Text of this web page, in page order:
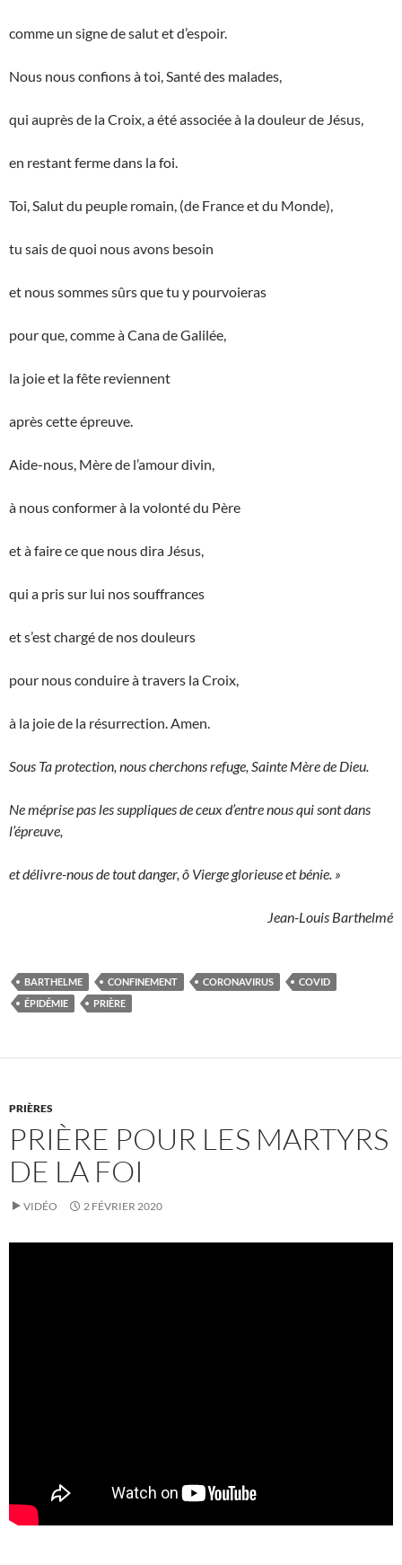
comme un signe de salut et d’espoir.
Nous nous confions à toi, Santé des malades,
qui auprès de la Croix, a été associée à la douleur de Jésus,
en restant ferme dans la foi.
Toi, Salut du peuple romain, (de France et du Monde),
tu sais de quoi nous avons besoin
et nous sommes sûrs que tu y pourvoieras
pour que, comme à Cana de Galilée,
la joie et la fête reviennent
après cette épreuve.
Aide-nous, Mère de l’amour divin,
à nous conformer à la volonté du Père
et à faire ce que nous dira Jésus,
qui a pris sur lui nos souffrances
et s’est chargé de nos douleurs
pour nous conduire à travers la Croix,
à la joie de la résurrection. Amen.
Sous Ta protection, nous cherchons refuge, Sainte Mère de Dieu.
Ne méprise pas les suppliques de ceux d’entre nous qui sont dans
l’épreuve,
et délivre-nous de tout danger, ô Vierge glorieuse et bénie. »
Jean-Louis Barthelmé
BARTHELME CONFINEMENT CORONAVIRUS
COVID
ÉPIDÉMIE
PRIÈRE
PRIÈRES
PRIÈRE POUR LES MARTYRS
DE LA FOI
VIDÉO 2 FÉVRIER 2020